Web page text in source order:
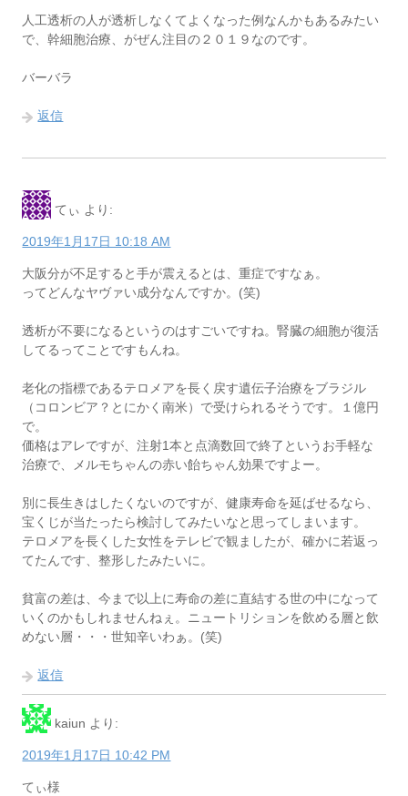
人工透析の人が透析しなくてよくなった例なんかもあるみたい
で、幹細胞治療、がぜん注目の２０１９なのです。
バーバラ
返信
てぃ より:
2019年1月17日 10:18 AM
大阪分が不足すると手が震えるとは、重症ですなぁ。
ってどんなヤヴァい成分なんですか。(笑)
透析が不要になるというのはすごいですね。腎臓の細胞が復活
してるってことですもんね。
老化の指標であるテロメアを長く戻す遺伝子治療をブラジル
（コロンビア？とにかく南米）で受けられるそうです。１億円
で。
価格はアレですが、注射1本と点滴数回で終了というお手軽な
治療で、メルモちゃんの赤い飴ちゃん効果ですよー。
別に長生きはしたくないのですが、健康寿命を延ばせるなら、
宝くじが当たったら検討してみたいなと思ってしまいます。
テロメアを長くした女性をテレビで観ましたが、確かに若返っ
てたんです、整形したみたいに。
貧富の差は、今まで以上に寿命の差に直結する世の中になって
いくのかもしれませんねぇ。ニュートリションを飲める層と飲
めない層・・・世知辛いわぁ。(笑)
返信
kaiun より:
2019年1月17日 10:42 PM
てぃ様